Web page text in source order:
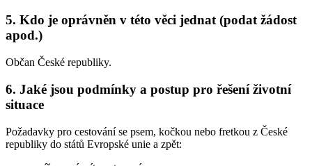
5. Kdo je oprávněn v této věci jednat (podat žádost
apod.)
Občan České republiky.
6. Jaké jsou podmínky a postup pro řešení životní
situace
Požadavky pro cestování se psem, kočkou nebo fretkou z České
republiky do států Evropské unie a zpět: